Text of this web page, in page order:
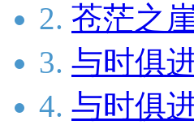
2. 苍茫之
3. 与时俱
4. 与时俱